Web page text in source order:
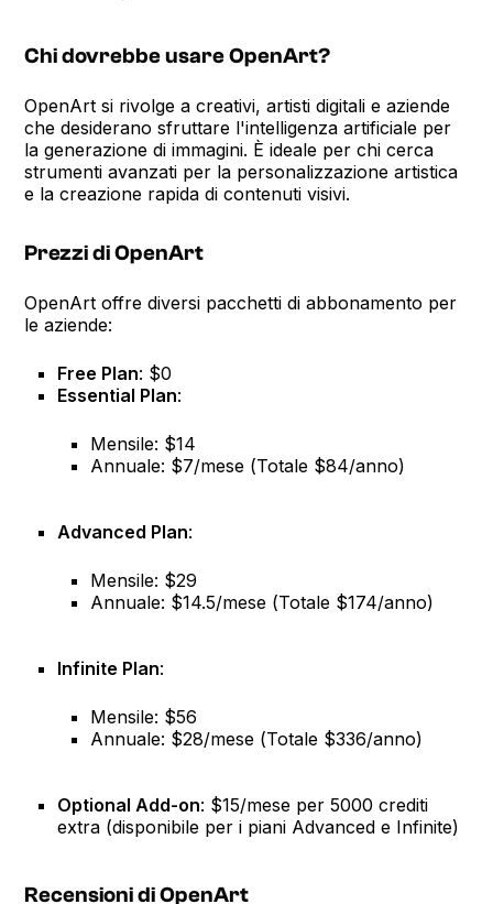
Chi dovrebbe usare OpenArt?
OpenArt si rivolge a creativi, artisti digitali e aziende
che desiderano sfruttare l'intelligenza artificiale per
la generazione di immagini. È ideale per chi cerca
strumenti avanzati per la personalizzazione artistica
e la creazione rapida di contenuti visivi.
Prezzi di OpenArt
OpenArt offre diversi pacchetti di abbonamento per
le aziende:
Free Plan: $0
Essential Plan:
Mensile: $14
Annuale: $7/mese (Totale $84/anno)
Advanced Plan:
Mensile: $29
Annuale: $14.5/mese (Totale $174/anno)
Infinite Plan:
Mensile: $56
Annuale: $28/mese (Totale $336/anno)
Optional Add-on: $15/mese per 5000 crediti
extra (disponibile per i piani Advanced e Infinite)
Recensioni di OpenArt